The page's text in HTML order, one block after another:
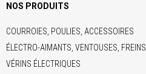
NOS PRODUITS
COURROIES, POULIES, ACCESSOIRES
ÉLECTRO-AIMANTS, VENTOUSES, FREINS
VÉRINS ÉLECTRIQUES